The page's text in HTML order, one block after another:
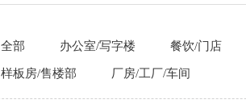
全部 办公室/写字楼 餐饮/门店
样板房/售楼部 厂房/工厂/车间